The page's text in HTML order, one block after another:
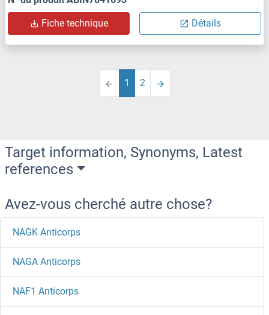
Fiche technique Détails
1 2
Target information, Synonyms, Latest
references
Avez-vous cherché autre chose?
NAGK Anticorps
NAGA Anticorps
NAF1 Anticorps